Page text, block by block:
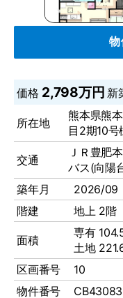
物
価格 2,798万円 新
所在地
熊本県熊
目2期10号
交通
ＪＲ豊肥
バス(向陽
築年月
2026/09
階建
地上 2階
面積
専有
土地
区画番号 10
物件番号